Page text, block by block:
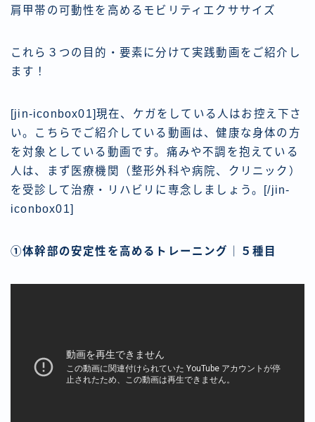
肩甲帯の可動性を高めるモビリティエクササイズ
これら３つの目的・要素に分けて実践動画をご紹介し
ます！
[jin-iconbox01]現在、ケガをしている人はお控え下さ
い。こちらでご紹介している動画は、健康な身体の方
を対象としている動画です。痛みや不調を抱えている
人は、まず医療機関（整形外科や病院、クリニック）
を受診して治療・リハビリに専念しましょう。[/jin-
iconbox01]
①体幹部の安定性を高めるトレーニング｜５種目